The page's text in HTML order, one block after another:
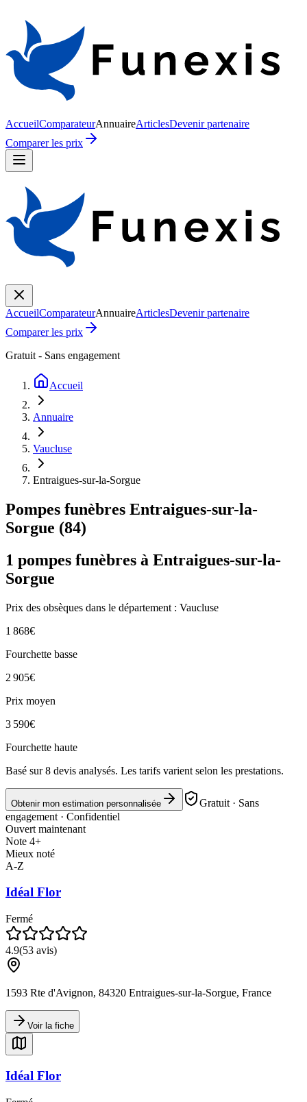
AccueilComparateurAnnuaireArticlesDevenir partenaire
Comparer les prix
AccueilComparateurAnnuaireArticlesDevenir partenaire
Comparer les prix
Gratuit - Sans engagement
Accueil
Annuaire
Vaucluse
Entraigues-sur-la-Sorgue
Pompes funèbres Entraigues-sur-la-
Sorgue (84)
1 pompes funèbres à Entraigues-sur-la-
Sorgue
Prix des obsèques dans le département : Vaucluse
1 868€
Fourchette basse
2 905€
Prix moyen
3 590€
Fourchette haute
Basé sur8 devis analysés. Les tarifs varient selon les prestations.
Obtenir mon estimation personnalisée
Gratuit · Sans
engagement · Confidentiel
Ouvert maintenant
Note 4+
Mieux noté
A-Z
Idéal Flor
Fermé
4.9(53 avis)
1593 Rte d'Avignon, 84320 Entraigues-sur-la-Sorgue, France
Voir la fiche
Idéal Flor